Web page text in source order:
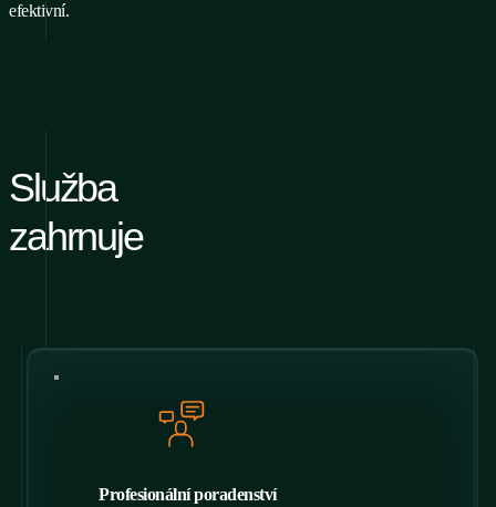
efektivní.
Služba
zahrnuje
Profesionální poradenství